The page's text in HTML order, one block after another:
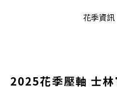
花季資訊
2025花季壓軸 士